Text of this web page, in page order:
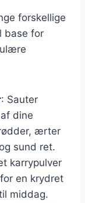
forskellige
base for
: Sauter
dine
ærter
sund ret.
karrypulver
en krydret
middag.